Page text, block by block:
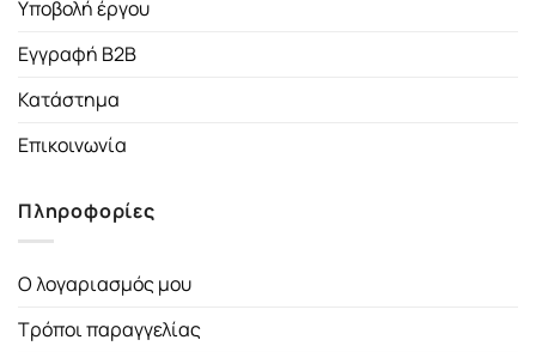
Υποβολή έργου
Εγγραφή B2B
Κατάστημα
Επικοινωνία
Πληροφορίες
Ο λογαριασμός μου
Τρόποι παραγγελίας